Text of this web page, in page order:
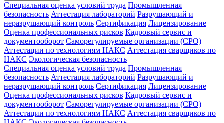
Специальная оценка условий труда Промышленная
безопасность Аттестация лабораторий Разрушающий и
неразрушающий контроль Сертификация Лицензирование
Оценка профессиональных рисков Кадровый сервис и
документооборот Cаморегулируемые организации (СРО)
Аттестации по технологиям НАКС Аттестация сварщиков по
НАКС Экологическая безопасность
Специальная оценка условий труда Промышленная
безопасность Аттестация лабораторий Разрушающий и
неразрушающий контроль Сертификация Лицензирование
Оценка профессиональных рисков Кадровый сервис и
документооборот Cаморегулируемые организации (СРО)
Аттестации по технологиям НАКС Аттестация сварщиков по